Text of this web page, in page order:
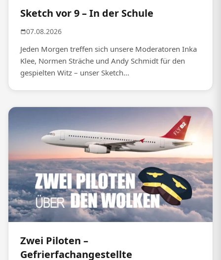
Sketch vor 9 – In der Schule
07.08.2026
Jeden Morgen treffen sich unsere Moderatoren Inka
Klee, Normen Sträche und Andy Schmidt für den
gespielten Witz – unser Sketch...
Zwei Piloten –
Gefrierfachangestellte